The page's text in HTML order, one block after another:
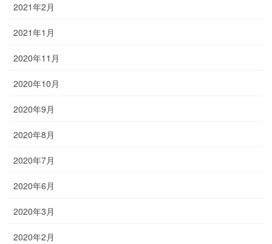
2021年2月
2021年1月
2020年11月
2020年10月
2020年9月
2020年8月
2020年7月
2020年6月
2020年3月
2020年2月